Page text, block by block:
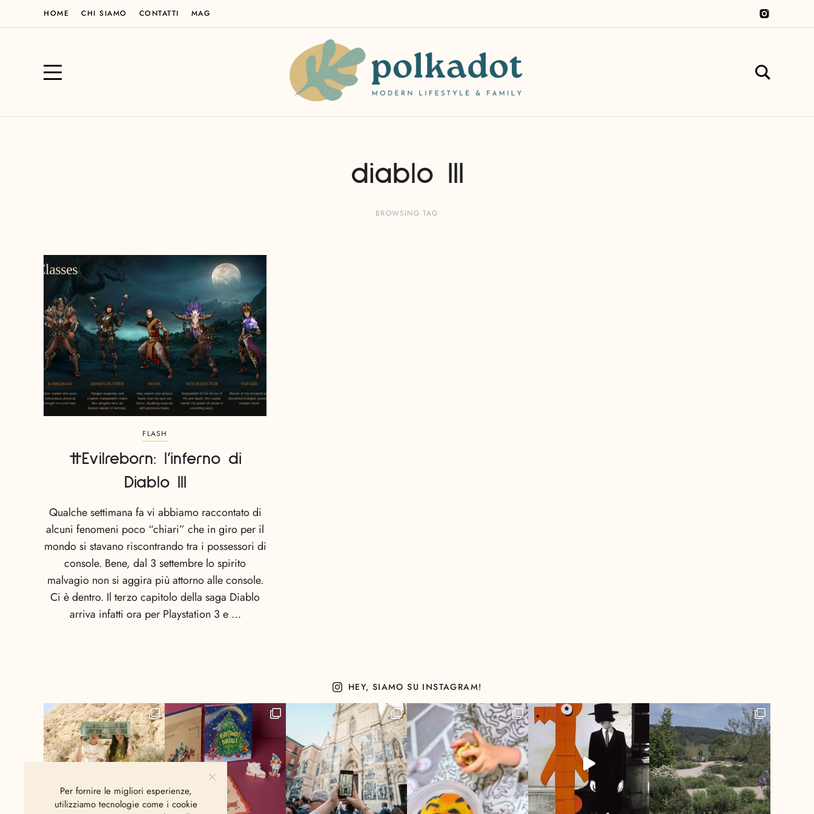
HOME CHI SIAMO CONTATTI MAG
diablo III
BROWSING TAG
FLASH
#Evilreborn: l’inferno di
Diablo III
Qualche settimana fa vi abbiamo raccontato di
alcuni fenomeni poco “chiari” che in giro per il
mondo si stavano riscontrando tra i possessori di
console. Bene, dal 3 settembre lo spirito
malvagio non si aggira più attorno alle console.
Ci è dentro. Il terzo capitolo della saga Diablo
arriva infatti ora per Playstation 3 e …
HEY, SIAMO SU INSTAGRAM!
Per fornire le migliori esperienze,
utilizziamo tecnologie come i cookie